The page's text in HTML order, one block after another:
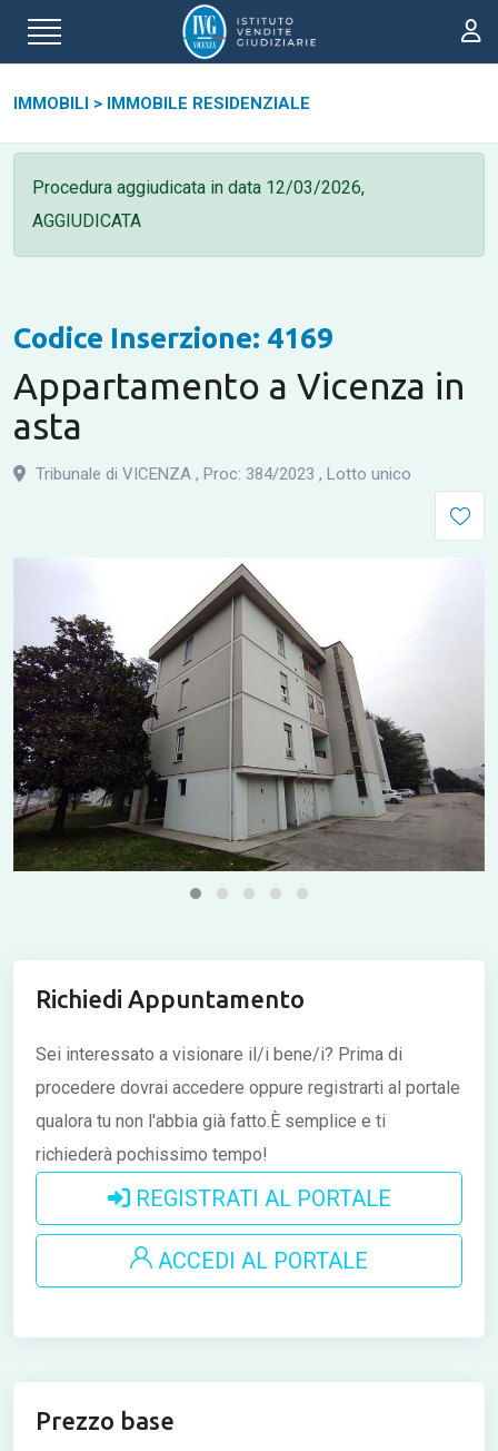
IMMOBILI > IMMOBILE RESIDENZIALE
Procedura aggiudicata in data 12/03/2026,
AGGIUDICATA
Codice Inserzione: 4169
Appartamento a Vicenza in
asta
Tribunale di VICENZA , Proc: 384/2023 , Lotto unico
Richiedi Appuntamento
Sei interessato a visionare il/i bene/i? Prima di
procedere dovrai accedere oppure registrarti al portale
qualora tu non l'abbia già fatto.È semplice e ti
richiederà pochissimo tempo!
REGISTRATI AL PORTALE
ACCEDI AL PORTALE
Prezzo base